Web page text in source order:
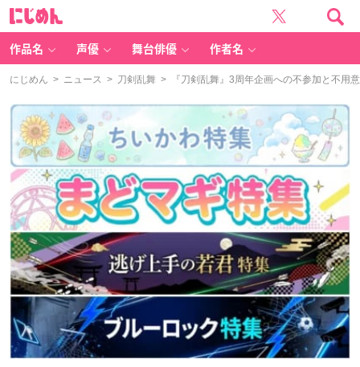
作品名 声優 舞台俳優 作者名
にじめん > ニュース > 刀剣乱舞 > 『刀剣乱舞』3周年企画への不参加と不用